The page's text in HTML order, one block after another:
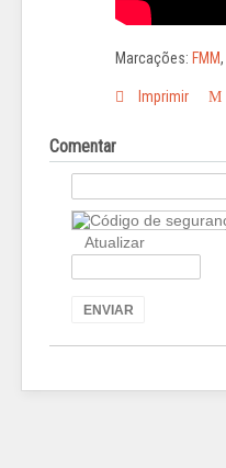
Marcações: FMM,
Imprimir
Comentar
Atualizar
ENVIAR